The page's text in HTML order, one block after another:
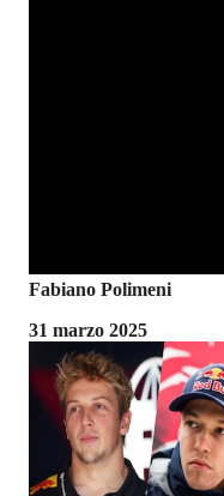
Fabiano Polimeni
31 marzo 2025